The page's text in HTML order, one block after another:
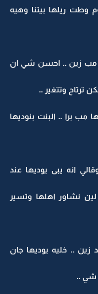
ريلها بيتنا وهيه
مب زين .. احسن شي ان
ترتاح وتتغير ..
مب برا .. البنت بنوديها
انه يبى يوديها عند
نشاور اهلها وتسير
زين .. خليه يوديها جان
شي ..